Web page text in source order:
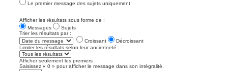
Le premier message des sujets uniquement
Afficher les résultats sous forme de :
Messages
Sujets
Trier les résultats par :
Croissant
Décroissant
Limiter les résultats selon leur ancienneté :
Afficher seulement les premiers :
Saisissez « 0 » pour afficher le message dans son intégralité.